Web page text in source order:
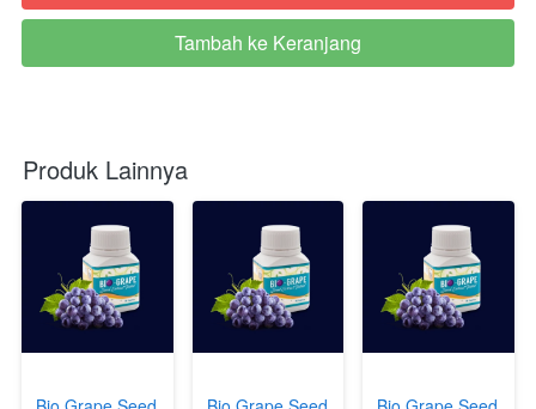
`
Tambah ke Keranjang
Produk Lainnya